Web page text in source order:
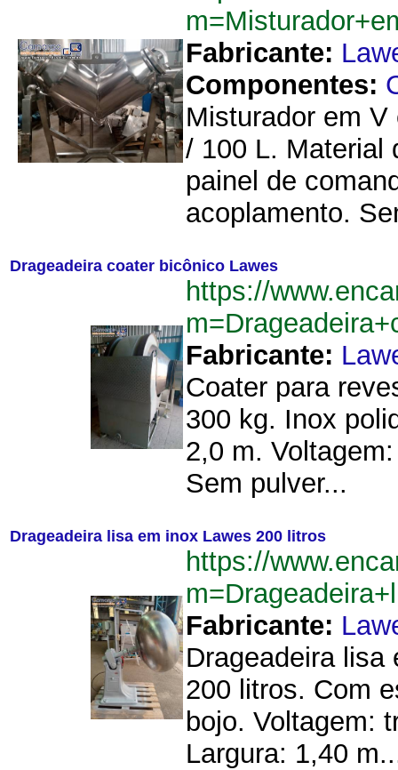
Fabricante:
Componentes:
Misturador em
/ 100 L. Material
painel de
acoplamento.
Drageadeira coater bicônico Lawes
https://
Fabricante:
Coater para
300 kg. Inox
2,0 m.
Sem pulver...
Drageadeira lisa em inox Lawes 200 litros
https://
Fabricante:
Drageadeira lisa
200 litros. Com
bojo. Voltagem:
Largura: 1,40